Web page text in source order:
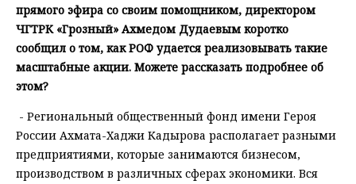
прямого эфира со своим помощником, директором
ЧГТРК «Грозный» Ахмедом Дудаевым коротко
сообщил о том, как РОФ удается реализовывать такие
масштабные акции. Можете рассказать подробнее об
этом?
- Региональный общественный фонд имени Героя
России Ахмата-Хаджи Кадырова располагает разными
предприятиями, которые занимаются бизнесом,
производством в различных сферах экономики. Вся